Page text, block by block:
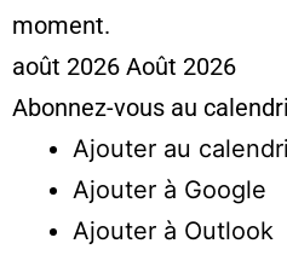
moment.
août 2026 Août 2026
Abonnez-vous au
Ajouter au
Ajouter à Google
Ajouter à Outlook